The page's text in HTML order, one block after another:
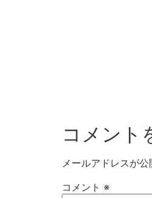
コメント
メールアドレスが公
コメント ※